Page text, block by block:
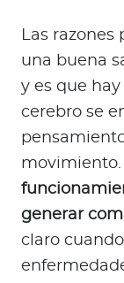
Las
una buena
y es que
cerebro se
movimiento.
generar
claro